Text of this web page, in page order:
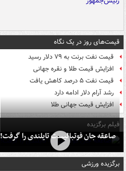
قیمت‌های روز در یک نگاه
قیمت نفت برنت به ۷۹ دلار رسید
افزایش قیمت طلا و نقره جهانی
قیمت نفت ۵ درصد کاهش یافت
رشد آرام دلار ادامه دارد
افزایش قیمت جهانی طلا
فیلم برگزیده
صاعقه جان فوتبالیست تایلندی را گرفت!
برگزیده ورزشی